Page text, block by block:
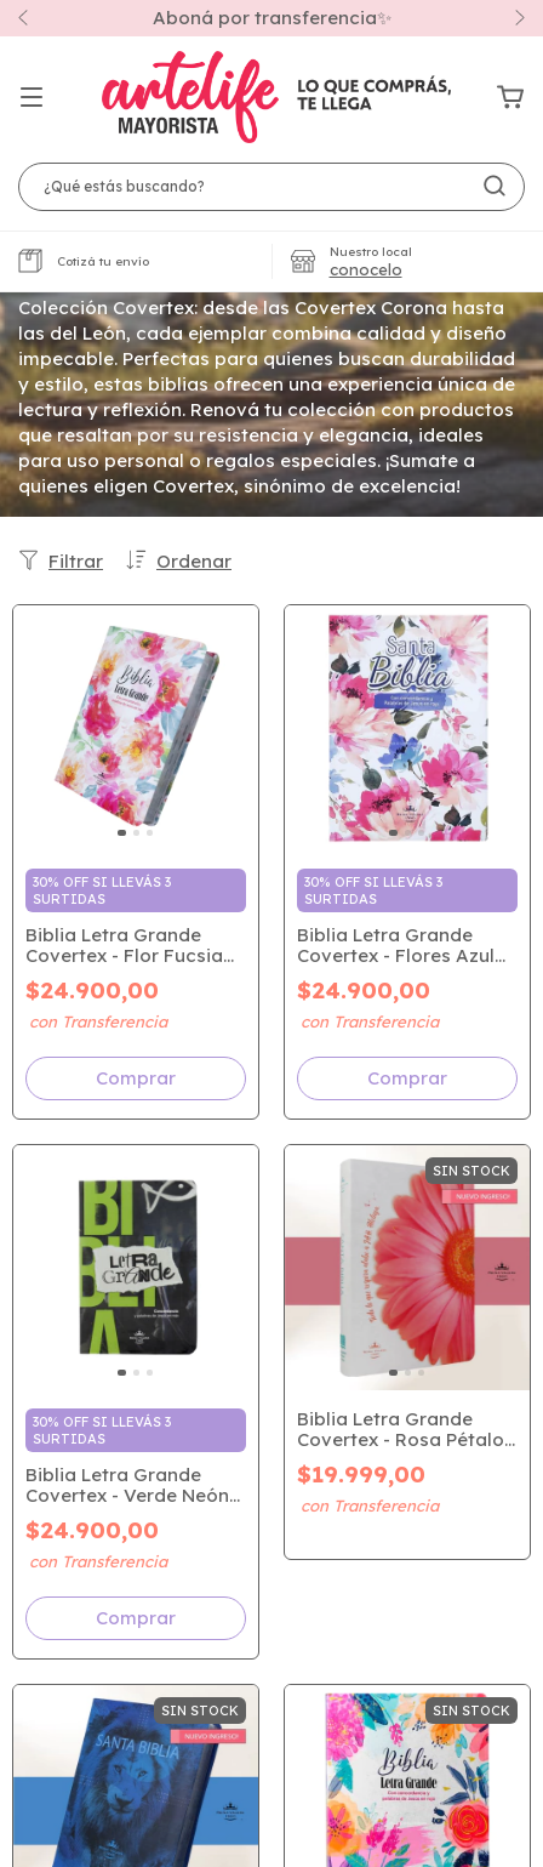
Aboná por transferencia✨
Cotizá tu envío
Nuestro local
conocelo
Inicio
Colección
Covertex
Colección Covertex
En Artelife Mayorista, descubre la exclusiva BIBLIAS
Colección Covertex: desde las Covertex Corona hasta
las del León, cada ejemplar combina calidad y diseño
impecable. Perfectas para quienes buscan durabilidad
y estilo, estas biblias ofrecen una experiencia única de
lectura y reflexión. Renová tu colección con productos
que resaltan por su resistencia y elegancia, ideales
para uso personal o regalos especiales. ¡Sumate a
quienes eligen Covertex, sinónimo de excelencia!
Ordenar
Filtrar
30% OFF SI LLEVÁS 3
SURTIDAS
Biblia Letra Grande
Covertex - Flor Fucsia
Acuarela (RVR 1960)
$24.900,00
30% OFF SI LLEVÁS 3
SURTIDAS
Biblia Letra Grande
Covertex - Flores Azul
Primaveral (RVR 1960)
$24.900,00
30% OFF SI LLEVÁS 3
SURTIDAS
Biblia Letra Grande
Covertex - Verde Neón
(RVR 1960)
$24.900,00
SIN STOCK
Biblia Letra Grande
Covertex - Rosa Pétalos
(RVR 1960)
$19.999,00
SIN STOCK SIN STOCK